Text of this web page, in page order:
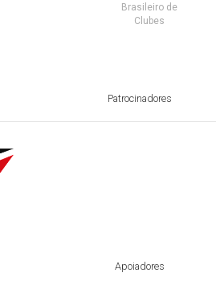
Brasileiro de
Clubes
Patrocinadores
Apoiadores